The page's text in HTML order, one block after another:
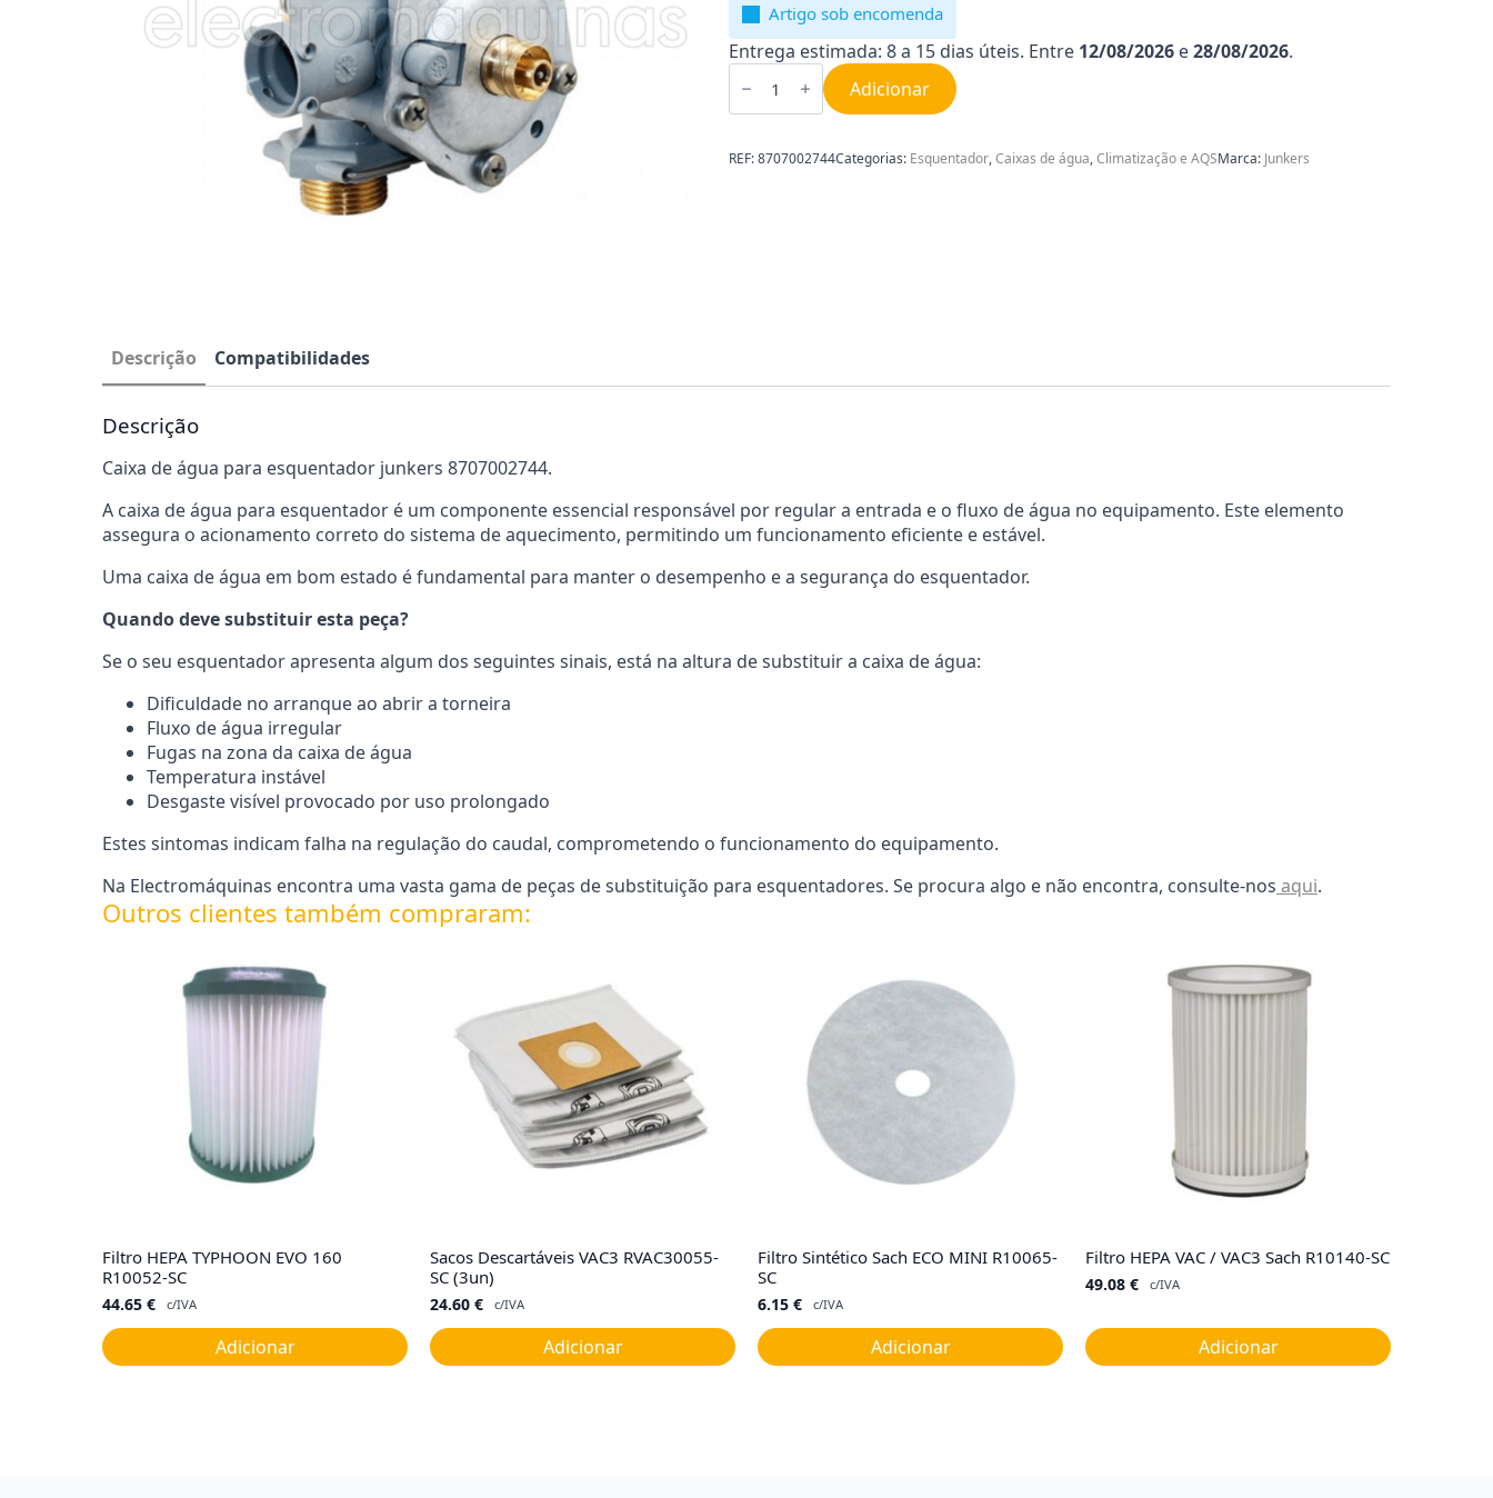
Artigo sob encomenda
Entrega estimada: 8 a 15 dias úteis. Entre 12/08/2026 e28/08/2026.
Quantidade
de
de
Esquentador
Junkers
Adicionar
REF:8707002744Categorias: Esquentador,Caixas de água,Climatização e AQSMarca: Junkers
Descrição Compatibilidades
Descrição
Caixa de água para esquentador junkers 8707002744.
A caixa de água para esquentador é um componente essencial responsável por regular a entrada e o fluxo de água no equipamento. Este elemento
assegura o acionamento correto do sistema de aquecimento, permitindo um funcionamento eficiente e estável.
Uma caixa de água em bom estado é fundamental para manter o desempenho e a segurança do esquentador.
Quando deve substituir esta peça?
Se o seu esquentador apresenta algum dos seguintes sinais, está na altura de substituir a caixa de água:
Dificuldade no arranque ao abrir a torneira
Fluxo de água irregular
Fugas na zona da caixa de água
Temperatura instável
Desgaste visível provocado por uso prolongado
Estes sintomas indicam falha na regulação do caudal, comprometendo o funcionamento do equipamento.
Na Electromáquinas encontra uma vasta gama de peças de substituição para esquentadores. Se procura algo e não encontra, consulte-nos aqui.
Outros clientes também compraram:
Filtro HEPA TYPHOON EVO 160
R10052-SC
44.65 € c/IVA
Adicionar
Sacos Descartáveis VAC3 RVAC30055-
SC (3un)
24.60 € c/IVA
Adicionar
Filtro Sintético Sach ECO MINI R10065-
SC
6.15 € c/IVA
Adicionar
Filtro HEPA VAC / VAC3 Sach R10140-SC
49.08 € c/IVA
Adicionar